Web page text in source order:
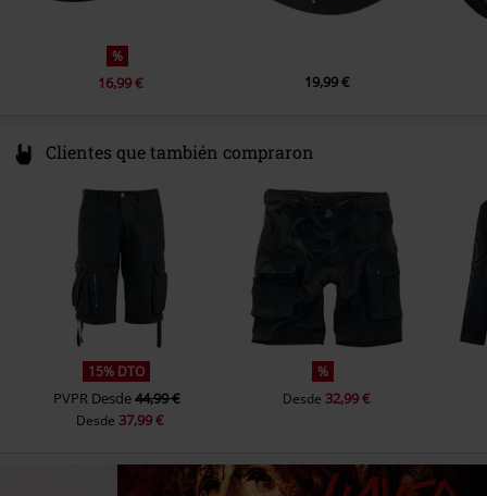
%
16,99 € 19,99 €
Clientes que también compraron
15% DTO
PVPR Desde44,99 €
Desde 37,99 €
%
Desde 32,99 €